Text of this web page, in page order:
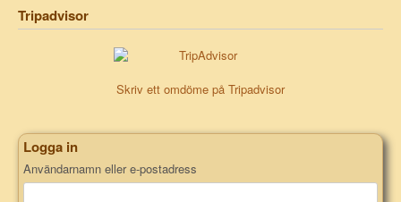
Tripadvisor
Skriv ett omdöme på Tripadvisor
Logga in
Användarnamn eller e-postadress